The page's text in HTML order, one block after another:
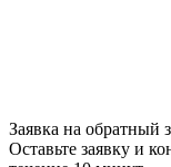
Заявка на обратный
Оставьте заявку и